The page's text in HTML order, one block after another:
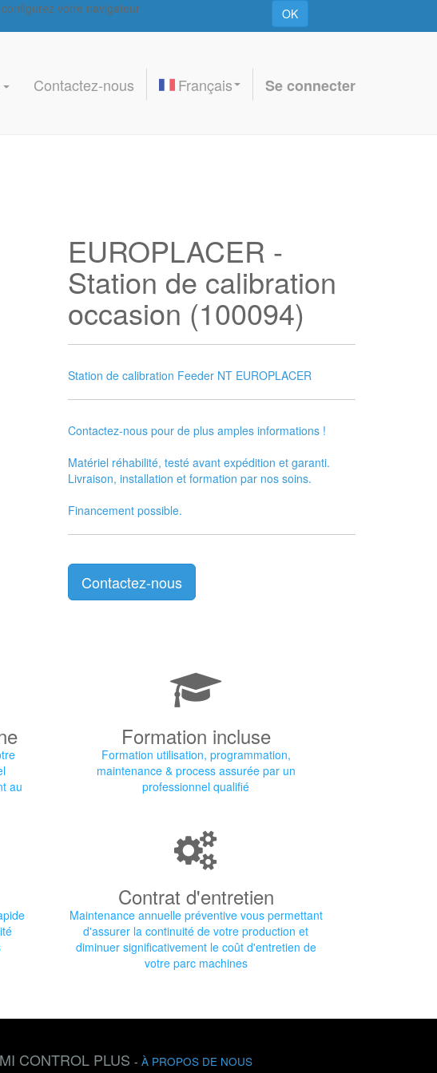
votre navigateur
OK
Contactez-nous Français Se connecter
EUROPLACER -
Station de calibration
occasion (100094)
Station de calibration Feeder NT EUROPLACER
Contactez-nous pour de plus amples informations !
Matériel réhabilité, testé avant expédition et garanti.
Livraison, installation et formation par nos soins.
Financement possible.
Contactez-nous
au
Formation incluse
Formation utilisation, programmation,
maintenance & process assurée par un
professionnel qualifié
Contrat d'entretien
Maintenance annuelle préventive vous permettant
d'assurer la continuité de votre production et
diminuer significativement le coût d'entretien de
votre parc machines
CONTROL PLUS - À PROPOS DE NOUS